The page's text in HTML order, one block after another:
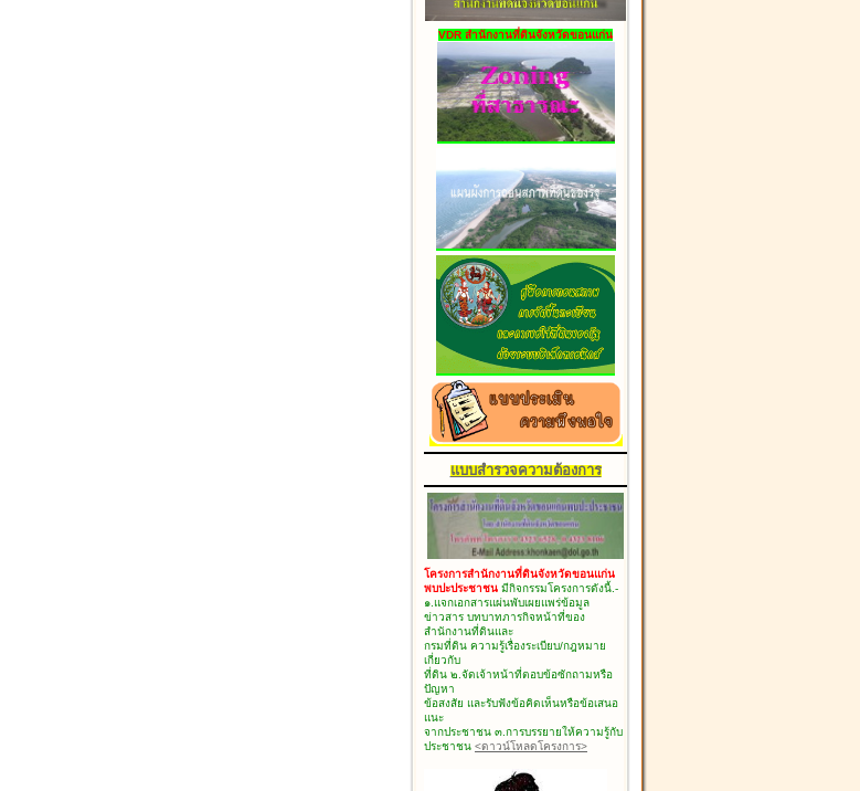
VDR สำนักงานที่ดินจังหวัดขอนแก่น
แบบสำรวจความต้องการ
โครงการสำนักงานที่ดินจังหวัดขอนแก่น
พบปะประชาชน มีกิจกรรมโครงการดังนี้.-
๑.แจกเอกสารแผ่นพับเผยแพร่ข้อมูล
ข่าวสาร บทบาทภารกิจหน้าที่ของ
สำนักงานที่ดินและ
กรมที่ดิน ความรู้เรื่องระเบียบ/กฎหมาย
เกี่ยวกับ
ที่ดิน ๒.จัดเจ้าหน้าที่ตอบข้อซักถามหรือ
ปัญหา
ข้อสงสัย และรับฟังข้อคิดเห็นหรือข้อเสนอ
แนะ
จากประชาชน ๓.การบรรยายให้ความรู้กับ
ประชาชน <ดาวน์โหลดโครงการ>